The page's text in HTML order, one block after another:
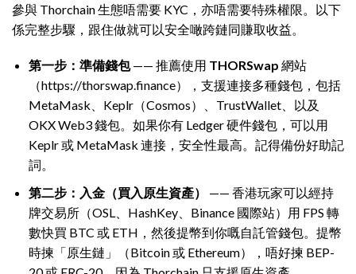
參與 Thorchain 生態唔需要 KYC，亦唔需要特殊權限。以下
係完整步驟，跟住做就可以安全噉跨鏈同賺取收益。
第一步：準備錢包—— 推薦使用 THORSwap 網站
（https://thorswap.finance），支援連接多種錢包，包括
MetaMask、Keplr（Cosmos）、TrustWallet、以及
OKX Web3 錢包。如果你有 Ledger 硬件錢包，可以用
Keplr 或 MetaMask 連接，安全性最高。記得備份好助記
詞。
第二步：入金（買入原生資產）
—— 香港玩家可以經持
牌交易所（OSL、HashKey、Binance 國際站）用 FPS 轉
數快買 BTC 或 ETH，然後提幣到你嘅自託管錢包。提幣
時揀「原生鏈」（Bitcoin 或 Ethereum），唔好揀 BEP-